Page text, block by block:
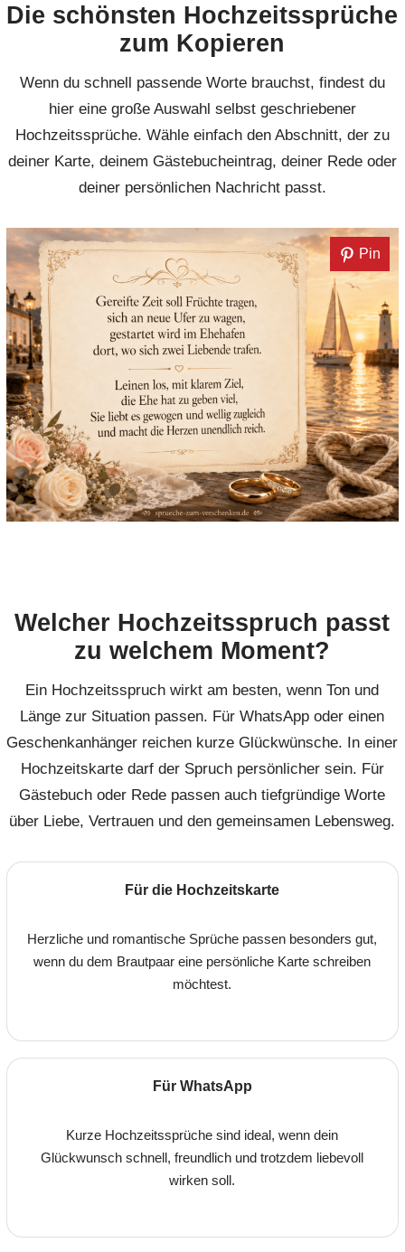
Die schönsten Hochzeitssprüche
zum Kopieren
Wenn du schnell passende Worte brauchst, findest du
hier eine große Auswahl selbst geschriebener
Hochzeitssprüche. Wähle einfach den Abschnitt, der zu
deiner Karte, deinem Gästebucheintrag, deiner Rede oder
deiner persönlichen Nachricht passt.
Pin
Welcher Hochzeitsspruch passt
zu welchem Moment?
Ein Hochzeitsspruch wirkt am besten, wenn Ton und
Länge zur Situation passen. Für WhatsApp oder einen
Geschenkanhänger reichen kurze Glückwünsche. In einer
Hochzeitskarte darf der Spruch persönlicher sein. Für
Gästebuch oder Rede passen auch tiefgründige Worte
über Liebe, Vertrauen und den gemeinsamen Lebensweg.
Für die Hochzeitskarte
Herzliche und romantische Sprüche passen besonders gut,
wenn du dem Brautpaar eine persönliche Karte schreiben
möchtest.
Für WhatsApp
Kurze Hochzeitssprüche sind ideal, wenn dein
Glückwunsch schnell, freundlich und trotzdem liebevoll
wirken soll.